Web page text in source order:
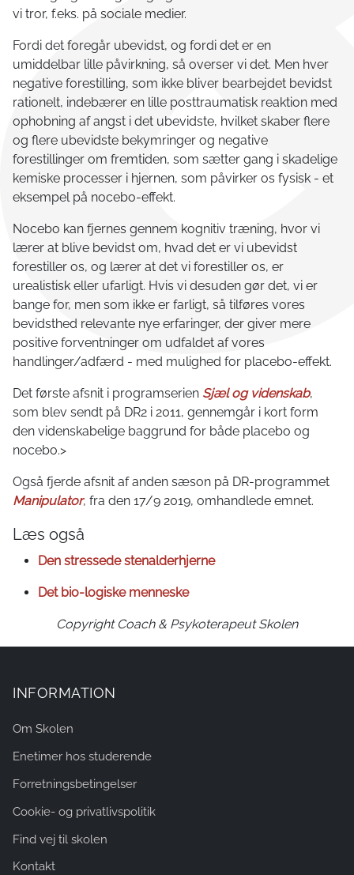
vi tror, f.eks. på sociale medier.
Fordi det foregår ubevidst, og fordi det er en
umiddelbar lille påvirkning, så overser vi det. Men hver
negative forestilling, som ikke bliver bearbejdet bevidst
rationelt, indebærer en lille posttraumatisk reaktion med
ophobning af angst i det ubevidste, hvilket skaber flere
og flere ubevidste bekymringer og negative
forestillinger om fremtiden, som sætter gang i skadelige
kemiske processer i hjernen, som påvirker os fysisk - et
eksempel på nocebo-effekt.
Nocebo kan fjernes gennem kognitiv træning, hvor vi
lærer at blive bevidst om, hvad det er vi ubevidst
forestiller os, og lærer at det vi forestiller os, er
urealistisk eller ufarligt. Hvis vi desuden gør det, vi er
bange for, men som ikke er farligt, så tilføres vores
bevidsthed relevante nye erfaringer, der giver mere
positive forventninger om udfaldet af vores
handlinger/adfærd - med mulighed for placebo-effekt.
Det første afsnit i programserien Sjæl og videnskab,
som blev sendt på DR2 i 2011, gennemgår i kort form
den videnskabelige baggrund for både placebo og
nocebo.>
Også fjerde afsnit af anden sæson på DR-programmet
Manipulator, fra den 17/9 2019, omhandlede emnet.
Læs også
Den stressede stenalderhjerne
Det bio-logiske menneske
Copyright Coach & Psykoterapeut Skolen
INFORMATION
Om Skolen
Enetimer hos studerende
Forretningsbetingelser
Cookie- og privatlivspolitik
Find vej til skolen
Kontakt